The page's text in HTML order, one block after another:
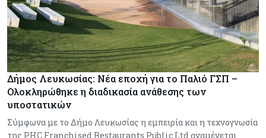
Δήμος Λευκωσίας: Νέα εποχή για το Παλιό ΓΣΠ –
Ολοκληρώθηκε η διαδικασία ανάθεσης των
υποστατικών
Σύμφωνα με το Δήμο Λευκωσίας η εμπειρία και η τεχνογνωσία
της PHC Franchised Restaurants Public Ltd αναμένεται